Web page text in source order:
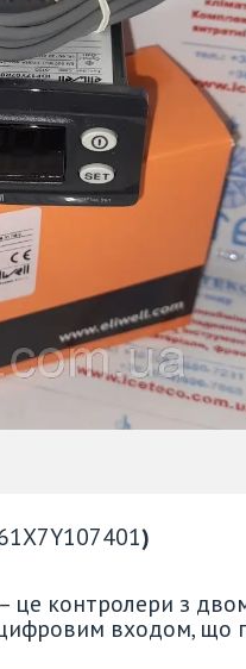
)
– це контролери з
входом, що